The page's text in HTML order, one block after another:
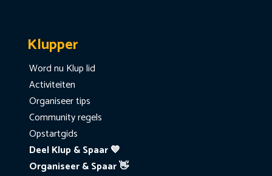
Klupper
Word nu Klup lid
Activiteiten
Organiseer tips
Community regels
Opstartgids
Deel Klup & Spaar 💙
Organiseer & Spaar 👋